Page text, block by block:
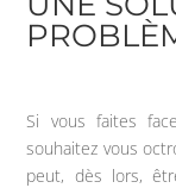
Si vous faites
souhaitez vous
peut, dès lors,